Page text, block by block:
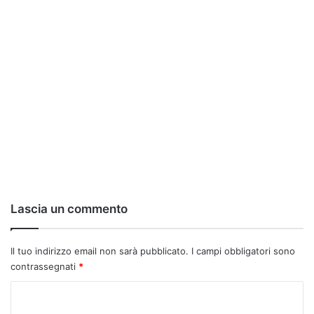
Lascia un commento
Il tuo indirizzo email non sarà pubblicato. I campi obbligatori sono
contrassegnati *